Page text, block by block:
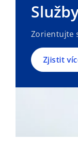
Zorientujte
Zjistit